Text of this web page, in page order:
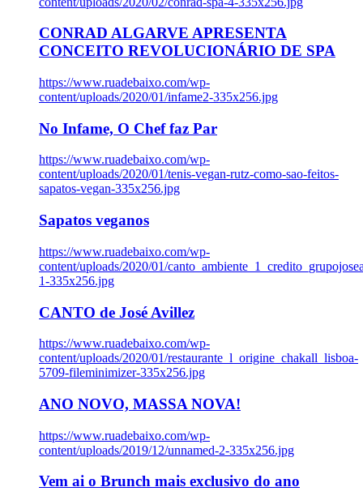
CONRAD ALGARVE APRESENTA
CONCEITO REVOLUCIONÁRIO DE SPA
https://www.ruadebaixo.com/wp-
content/uploads/2020/01/infame2-335x256.jpg
No Infame, O Chef faz Par
https://www.ruadebaixo.com/wp-
content/uploads/2020/01/tenis-vegan-rutz-como-sao-feitos-
sapatos-vegan-335x256.jpg
Sapatos veganos
https://www.ruadebaixo.com/wp-
content/uploads/2020/01/
1-335x256.jpg
CANTO de José Avillez
https://www.ruadebaixo.com/wp-
content/uploads/2020/01/restaurante_l_origine_chakall_lisboa-
5709-fileminimizer-335x256.jpg
ANO NOVO, MASSA NOVA!
https://www.ruadebaixo.com/wp-
content/uploads/2019/12/unnamed-2-335x256.jpg
Vem ai o Brunch mais exclusivo do ano